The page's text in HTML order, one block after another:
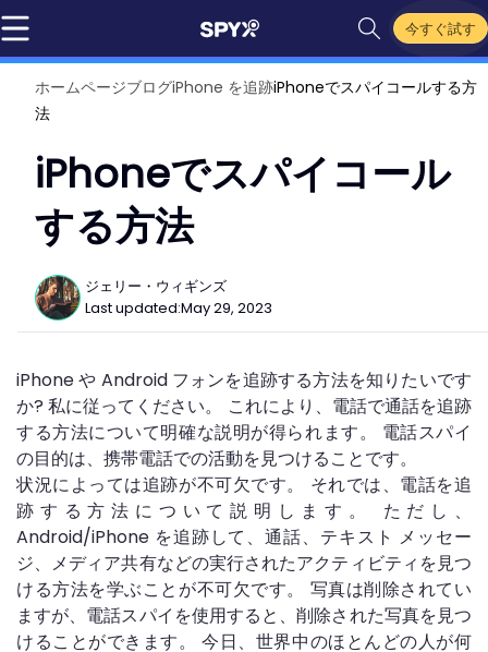
今すぐ試す
ホームページブログiPhone を追跡iPhoneでスパイコールする方
法
iPhoneでスパイコール
する方法
ジェリー・ウィギンズ
Last updated:May 29, 2023
iPhone や Android フォンを追跡する方法を知りたいです
か? 私に従ってください。 これにより、電話で通話を追跡
する方法について明確な説明が得られます。 電話スパイ
の目的は、携帯電話での活動を見つけることです。
状況によっては追跡が不可欠です。 それでは、電話を追
跡する方法について説明します。 ただし、
Android/iPhone を追跡して、通話、テキスト メッセー
ジ、メディア共有などの実行されたアクティビティを見つ
ける方法を学ぶことが不可欠です。 写真は削除されてい
ますが、電話スパイを使用すると、削除された写真を見つ
けることができます。 今日、世界中のほとんどの人が何